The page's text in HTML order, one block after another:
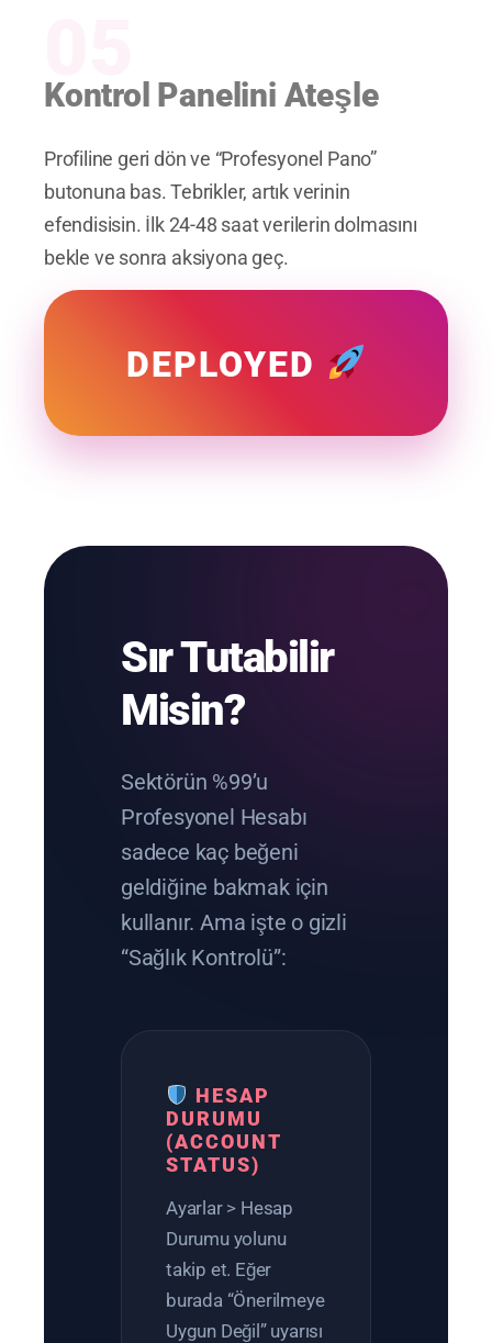
Kontrol Panelini Ateşle
Profiline geri dön ve “Profesyonel Pano”
butonuna bas. Tebrikler, artık verinin
efendisisin. İlk 24-48 saat verilerin dolmasını
bekle ve sonra aksiyona geç.
DEPLOYED
Sır Tutabilir
Misin?
Sektörün %99’u
Profesyonel Hesabı
sadece kaç beğeni
geldiğine bakmak için
kullanır. Ama işte o gizli
“Sağlık Kontrolü”:
HESAP
DURUMU
(ACCOUNT
STATUS)
Ayarlar > Hesap
Durumu yolunu
takip et. Eğer
burada “Önerilmeye
Uygun Değil” uyarısı